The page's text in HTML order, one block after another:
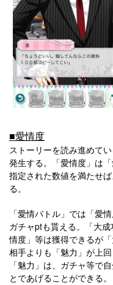
■愛情度
ストーリーを読み進めて
発生する。「愛情度」は
指定された数値を満たせ
る。
「愛情バトル」では「愛
ガチャptも貰える。「大
情度」等は獲得できるが
相手よりも「魅力」が上
「魅力」は、ガチャ等で
とであげることができる。